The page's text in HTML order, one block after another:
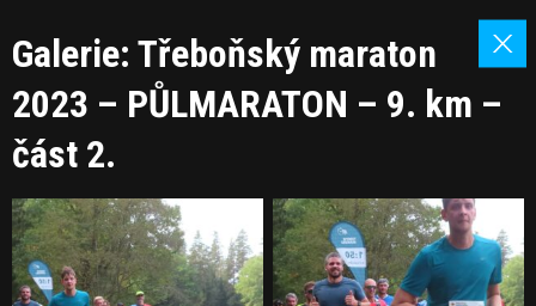
Galerie: Třeboňský maraton
2023 – PŮLMARATON – 9. km –
část 2.